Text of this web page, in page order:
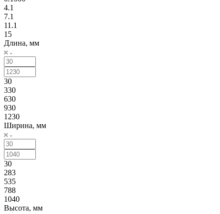
4.1
7.1
11.1
15
Длина, мм
30
330
630
930
1230
Ширина, мм
30
283
535
788
1040
Высота, мм